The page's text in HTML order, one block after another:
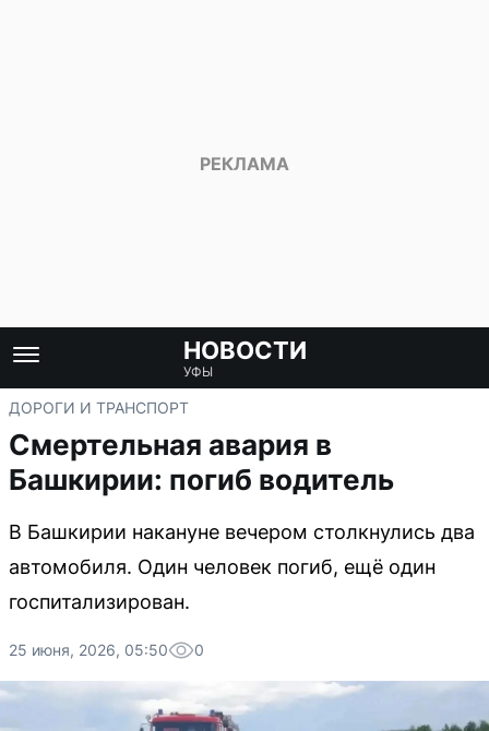
НОВОСТИ
УФЫ
ДОРОГИ И ТРАНСПОРТ
Смертельная авария в
Башкирии: погиб водитель
В Башкирии накануне вечером столкнулись два
автомобиля. Один человек погиб, ещё один
госпитализирован.
25 июня, 2026, 05:50 0